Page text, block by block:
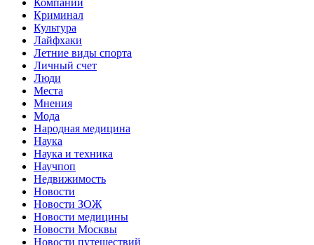
Криминал
Культура
Лайфхаки
Летние виды спорта
Личный счет
Люди
Места
Мнения
Мода
Народная медицина
Наука
Наука и техника
Научпоп
Недвижимость
Новости
Новости ЗОЖ
Новости медицины
Новости Москвы
Новости путешествий